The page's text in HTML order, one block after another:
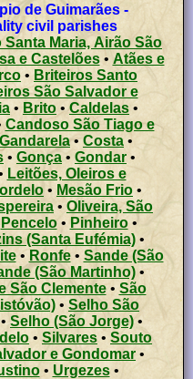
de Guimarães -
civil parishes
Santa Maria, Airão São
e Castelões• Atães e
• Briteiros Santo
São Salvador e
• Brito •Caldelas •
Candoso São Tiago e
•Costa •
• Gonça • Gondar •
Leitões, Oleiros e
• Mesão Frio •
• Oliveira, São
Pencelo• Pinheiro•
(Santa Eufémia) •
• Ronfe• Sande (São
(São Martinho)•
São Clemente• São
• Selho São
•Selho (São Jorge)•
• Silvares • Souto
e Gondomar •
• Urgezes•